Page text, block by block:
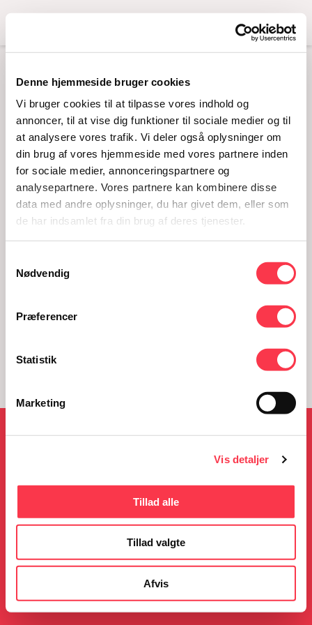
Denne hjemmeside bruger cookies
Vi bruger cookies til at tilpasse vores indhold og
annoncer, til at vise dig funktioner til sociale medier og til
at analysere vores trafik. Vi deler også oplysninger om
din brug af vores hjemmeside med vores partnere inden
for sociale medier, annonceringspartnere og
analysepartnere. Vores partnere kan kombinere disse
data med andre oplysninger, du har givet dem, eller som
de har indsamlet fra din brug af deres tjenester.
Nødvendig
Præferencer
Statistik
Marketing
Vis detaljer
Tillad alle
Tillad valgte
Afvis
Menu
16 X 9
16 x 9
NYHEDER
05.08.2026
Læs mere
23.06.2026
Gratis guidede ture i
sommerferien